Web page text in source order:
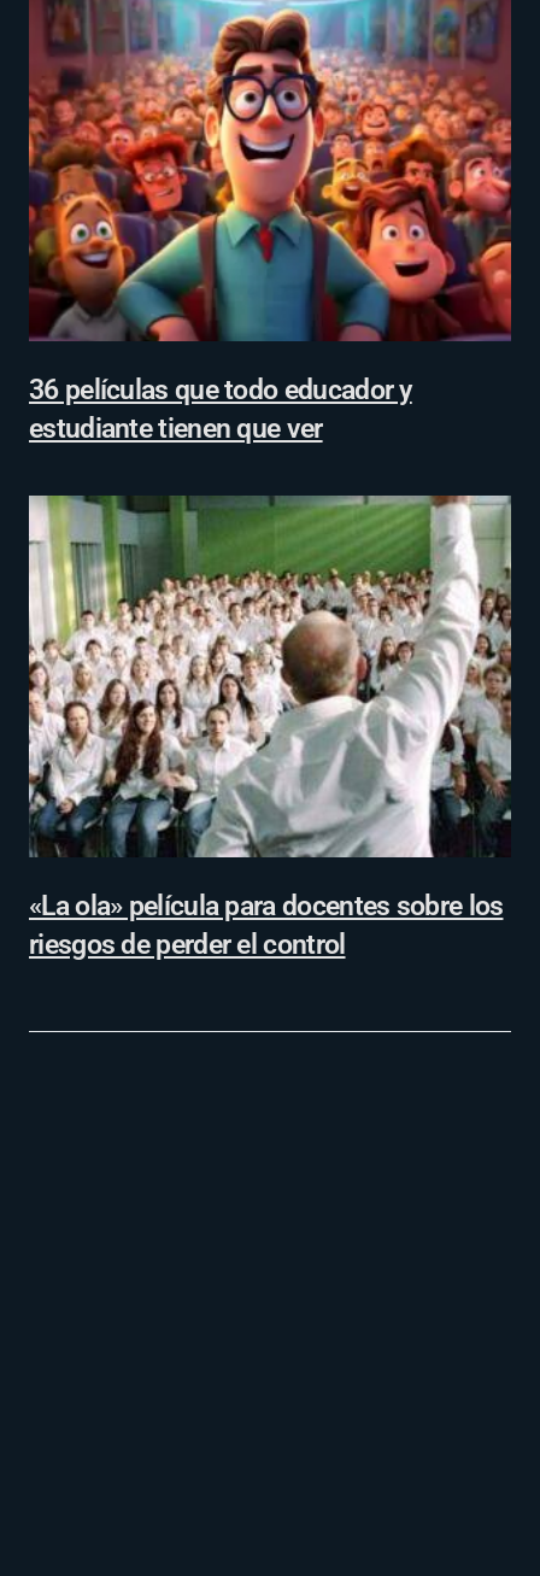
36 películas que todo educador y
estudiante tienen que ver
«La ola» película para docentes sobre los
riesgos de perder el control